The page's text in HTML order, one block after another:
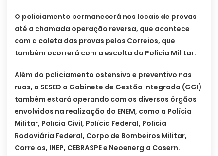
O policiamento permanecerá nos locais de provas
até a chamada operação reversa, que acontece
com a coleta das provas pelos Correios, que
também ocorrerá com a escolta da Polícia Militar.
Além do policiamento ostensivo e preventivo nas
ruas, a SESED o Gabinete de Gestão Integrado (GGI)
também estará operando com os diversos órgãos
envolvidos na realização do ENEM, como a Polícia
Militar, Polícia Civil, Polícia Federal, Polícia
Rodoviária Federal, Corpo de Bombeiros Militar,
Correios, INEP, CEBRASPE e Neoenergia Cosern.